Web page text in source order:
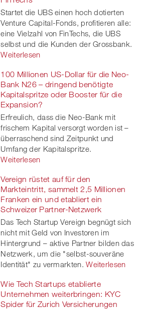
Startet die UBS einen hoch dotierten
Venture Capital-Fonds, profitieren alle:
eine Vielzahl von FinTechs, die UBS
selbst und die Kunden der Grossbank.
Weiterlesen
100 Millionen US-Dollar für die Neo-
Bank N26 – dringend benötigte
Kapitalspritze oder Booster für die
Expansion?
Erfreulich, dass die Neo-Bank mit
frischem Kapital versorgt worden ist –
überraschend sind Zeitpunkt und
Umfang der Kapitalspritze.
Weiterlesen
Vereign rüstet auf für den
Markteintritt, sammelt 2,5 Millionen
Franken ein und etabliert ein
Schweizer Partner-Netzwerk
Das Tech Startup Vereign begnügt sich
nicht mit Geld von Investoren im
Hintergrund – aktive Partner bilden das
Netzwerk, um die "selbst-souveräne
Identität" zu vermarkten. Weiterlesen
Wie Tech Startups etablierte
Unternehmen weiterbringen: KYC
Spider für Zurich Versicherungen